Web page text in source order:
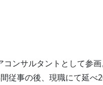
コンサルタントとして参画
従事の後、現職にて延べ